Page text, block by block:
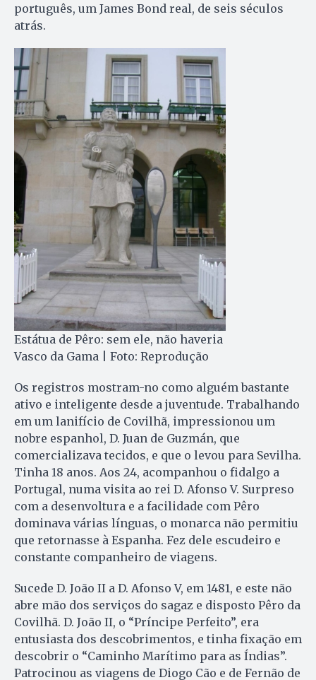
português, um James Bond real, de seis séculos
atrás.
Estátua de Pêro: sem ele, não haveria
Vasco da Gama | Foto: Reprodução
Os registros mostram-no como alguém bastante
ativo e inteligente desde a juventude. Trabalhando
em um lanifício de Covilhã, impressionou um
nobre espanhol, D. Juan de Guzmán, que
comercializava tecidos, e que o levou para Sevilha.
Tinha 18 anos. Aos 24, acompanhou o fidalgo a
Portugal, numa visita ao rei D. Afonso V. Surpreso
com a desenvoltura e a facilidade com Pêro
dominava várias línguas, o monarca não permitiu
que retornasse à Espanha. Fez dele escudeiro e
constante companheiro de viagens.
Sucede D. João II a D. Afonso V, em 1481, e este não
abre mão dos serviços do sagaz e disposto Pêro da
Covilhã. D. João II, o “Príncipe Perfeito”, era
entusiasta dos descobrimentos, e tinha fixação em
descobrir o “Caminho Marítimo para as Índias”.
Patrocinou as viagens de Diogo Cão e de Fernão de